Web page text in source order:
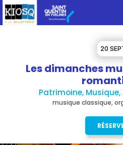
20
Les dimanches
Patrimoine,
musique classique,